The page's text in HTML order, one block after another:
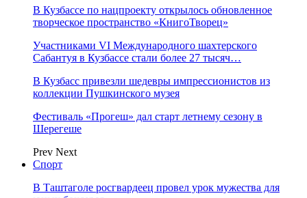
В Кузбассе по нацпроекту открылось обновленное
творческое пространство «КнигоТворец»
Участниками VI Международного шахтерского
Сабантуя в Кузбассе стали более 27 тысяч…
В Кузбасс привезли шедевры импрессионистов из
коллекции Пушкинского музея
Фестиваль «Прогеш» дал старт летнему сезону в
Шерегеше
Prev Next
Спорт
В Таштаголе росгвардеец провел урок мужества для